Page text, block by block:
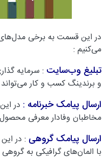
در این قسمت به برخی مدل‌های
می‌کنیم :
تبلیغ وب‌سایت : سرمایه
و برندینگ کسب و کار
ارسال پیامک خبرنامه : در
مخاطبان وفادار معرفی
ارسال پیامک گروهی : در
با المان‌های گرافیکی به